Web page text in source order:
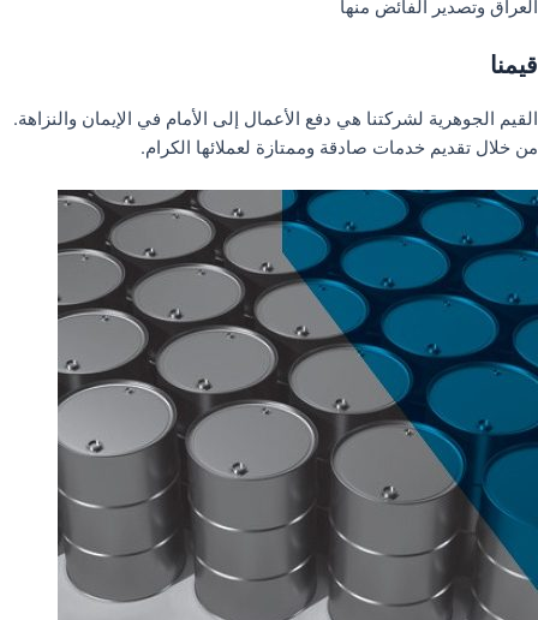
العراق وتصدير الفائض منها
قيمنا
القيم الجوهرية لشركتنا هي دفع الأعمال إلى الأمام في الإيمان والنزاهة.
من خلال تقديم خدمات صادقة وممتازة لعملائها الكرام.